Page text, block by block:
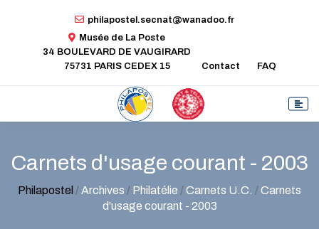
philapostel.secnat@wanadoo.fr
Musée de La Poste
34 BOULEVARD DE VAUGIRARD
75731 PARIS CEDEX 15
Contact FAQ
Carnets d'usage courant - 2003
Philapostel /Archives / Philatélie /Carnets U.C. /Carnets
d'usage courant - 2003